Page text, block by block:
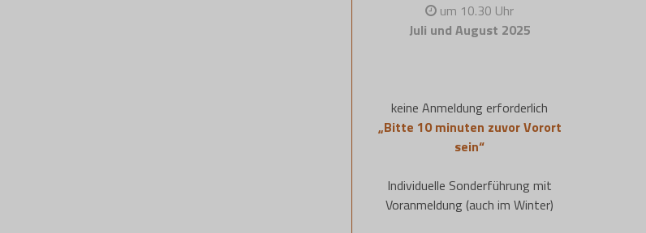
um 10.30 Uhr
Juli und August 2025
keine Anmeldung erforderlich
„Bitte 10 minuten zuvor Vorort
sein“
Individuelle Sonderführung mit
Voranmeldung (auch im Winter)